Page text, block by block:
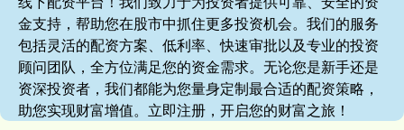
金支持，帮助您在股市中抓住更多投资机会。我们的服务
包括灵活的配资方案、低利率、快速审批以及专业的投资
顾问团队，全方位满足您的资金需求。无论您是新手还是
资深投资者，我们都能为您量身定制最合适的配资策略，
助您实现财富增值。立即注册，开启您的财富之旅！